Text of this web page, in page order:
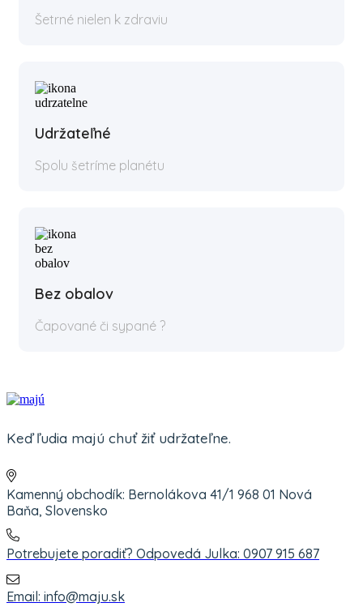
Šetrné nielen k zdraviu
Udržateľné
Spolu šetríme planétu
Bez obalov
Čapované či sypané ?
Keď ľudia majú chuť žiť udržateľne.
Kamenný obchodík: Bernolákova 41/1 968 01 Nová
Baňa, Slovensko
Potrebujete poradiť? Odpovedá Julka: 0907 915 687
Email: info@maju.sk